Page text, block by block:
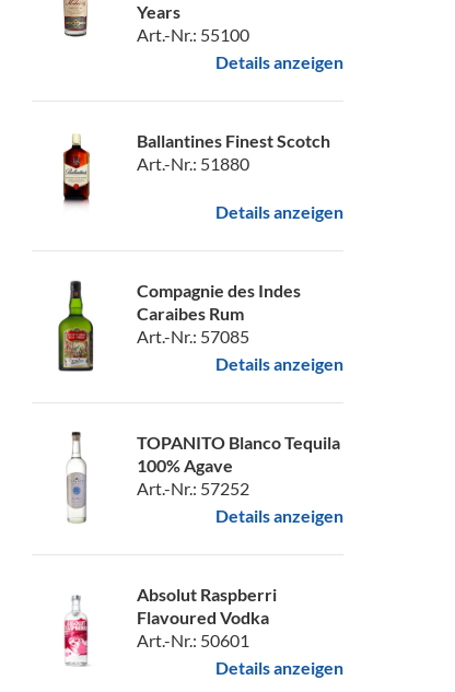
Years
Art.-Nr.: 55100
Details anzeigen
Ballantines Finest Scotch
Art.-Nr.: 51880
Details anzeigen
Compagnie des Indes
Caraibes Rum
Art.-Nr.: 57085
Details anzeigen
TOPANITO Blanco Tequila
100% Agave
Art.-Nr.: 57252
Details anzeigen
Absolut Raspberri
Flavoured Vodka
Art.-Nr.: 50601
Details anzeigen